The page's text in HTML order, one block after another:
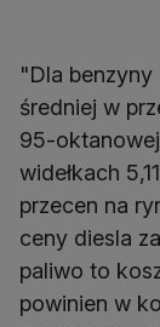
"Dla
średniej w
95-
widełkach
przecen na
ceny diesla
paliwo to
powinien w